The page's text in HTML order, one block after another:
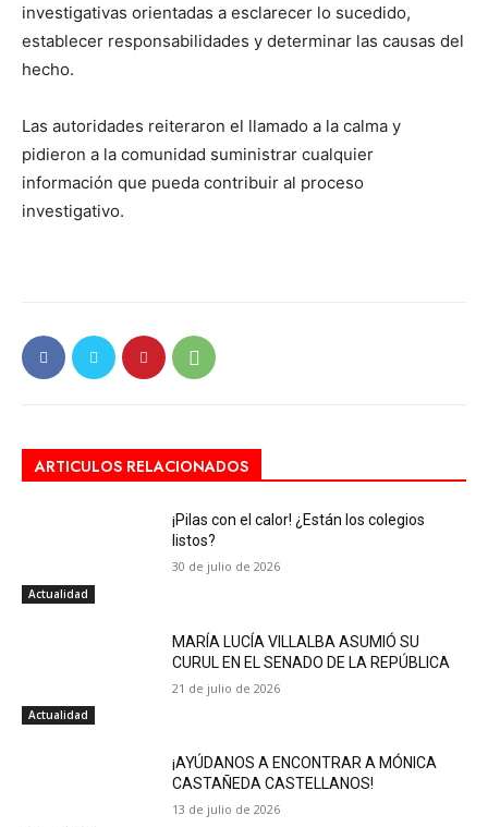
investigativas orientadas a esclarecer lo sucedido,
establecer responsabilidades y determinar las causas del
hecho.
Las autoridades reiteraron el llamado a la calma y
pidieron a la comunidad suministrar cualquier
información que pueda contribuir al proceso
investigativo.
ARTICULOS RELACIONADOS
Actualidad
¡Pilas con el calor! ¿Están los colegios
listos?
30 de julio de 2026
Actualidad
MARÍA LUCÍA VILLALBA ASUMIÓ SU
CURUL EN EL SENADO DE LA REPÚBLICA
21 de julio de 2026
¡AYÚDANOS A ENCONTRAR A MÓNICA
CASTAÑEDA CASTELLANOS!
13 de julio de 2026